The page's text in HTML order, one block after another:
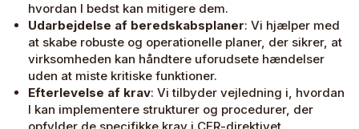
hvordan I bedst kan mitigere dem.
Udarbejdelse af beredskabsplaner: Vi hjælper med
at skabe robuste og operationelle planer, der sikrer, at
virksomheden kan håndtere uforudsete hændelser
uden at miste kritiske funktioner.
Efterlevelse af krav: Vi tilbyder vejledning i, hvordan
I kan implementere strukturer og procedurer, der